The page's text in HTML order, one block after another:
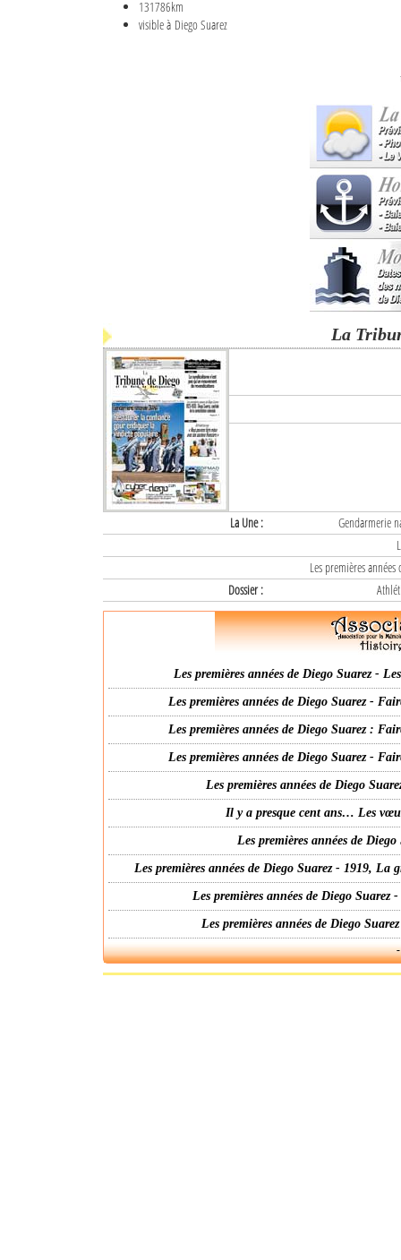
131786km
visible à Diego Suarez
La
La Une :
Gendarmerie
Les premières
Dossier :
Les premières années de Diego Suarez -
Les premières années de Diego Suarez -
Les premières années de Diego Suarez :
Les premières années de Diego Suarez -
Les premières années de Diego
Il y a presque cent ans… Les
Les premières années de
Les premières années de Diego Suarez - 1919,
Les premières années de Diego
Les premières années de Diego